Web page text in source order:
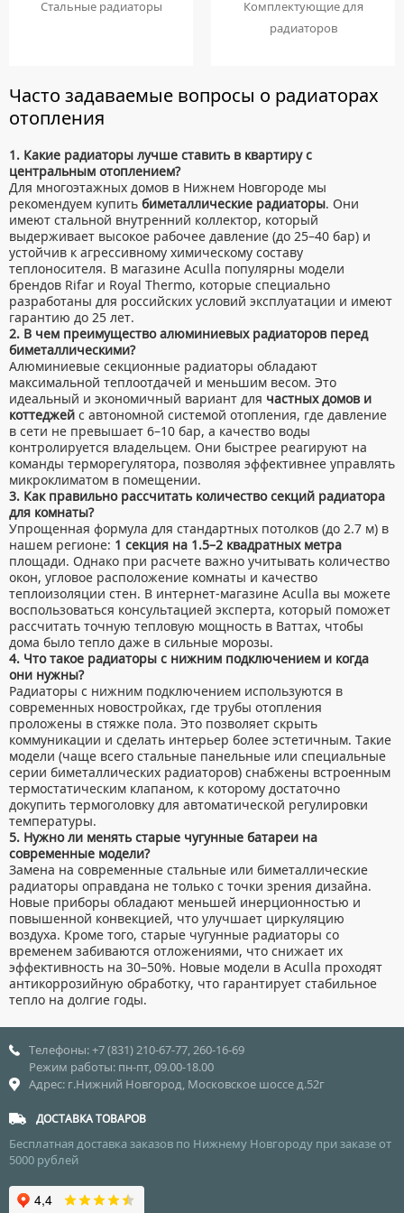
Стальные радиаторы
Комплектующие для
радиаторов
Часто задаваемые вопросы о радиаторах
отопления
1. Какие радиаторы лучше ставить в квартиру с
центральным отоплением?
Для многоэтажных домов в Нижнем Новгороде мы
рекомендуем купить биметаллические радиаторы. Они
имеют стальной внутренний коллектор, который
выдерживает высокое рабочее давление (до 25–40 бар) и
устойчив к агрессивному химическому составу
теплоносителя. В магазине Aculla популярны модели
брендов Rifar и Royal Thermo, которые специально
разработаны для российских условий эксплуатации и имеют
гарантию до 25 лет.
2. В чем преимущество алюминиевых радиаторов перед
биметаллическими?
Алюминиевые секционные радиаторы обладают
максимальной теплоотдачей и меньшим весом. Это
идеальный и экономичный вариант для частных домов и
коттеджей с автономной системой отопления, где давление
в сети не превышает 6–10 бар, а качество воды
контролируется владельцем. Они быстрее реагируют на
команды терморегулятора, позволяя эффективнее управлять
микроклиматом в помещении.
3. Как правильно рассчитать количество секций радиатора
для комнаты?
Упрощенная формула для стандартных потолков (до 2.7 м) в
нашем регионе: 1 секция на 1.5–2 квадратных метра
площади. Однако при расчете важно учитывать количество
окон, угловое расположение комнаты и качество
теплоизоляции стен. В интернет-магазине Aculla вы можете
воспользоваться консультацией эксперта, который поможет
рассчитать точную тепловую мощность в Ваттах, чтобы
дома было тепло даже в сильные морозы.
4. Что такое радиаторы с нижним подключением и когда
они нужны?
Радиаторы с нижним подключением используются в
современных новостройках, где трубы отопления
проложены в стяжке пола. Это позволяет скрыть
коммуникации и сделать интерьер более эстетичным. Такие
модели (чаще всего стальные панельные или специальные
серии биметаллических радиаторов) снабжены встроенным
термостатическим клапаном, к которому достаточно
докупить термоголовку для автоматической регулировки
температуры.
5. Нужно ли менять старые чугунные батареи на
современные модели?
Замена на современные стальные или биметаллические
радиаторы оправдана не только с точки зрения дизайна.
Новые приборы обладают меньшей инерционностью и
повышенной конвекцией, что улучшает циркуляцию
воздуха. Кроме того, старые чугунные радиаторы со
временем забиваются отложениями, что снижает их
эффективность на 30–50%. Новые модели в Aculla проходят
антикоррозийную обработку, что гарантирует стабильное
тепло на долгие годы.
ТУМБЫ С УМЫВАЛЬНИКОМ НАПОЛЬНЫЕ
СИФОНЫ ДЛЯ КУХОННЫХ МОЕК
КОМПЛЕКТУЮЩИЕ ДЛЯ РАДИАТОРОВ
ЛЮКИ ПОД ПЛИТКУ
ЛЮКИ ПОД ПОКРАСКУ
Сантехника для МГН
ИНСТАЛЛЯЦИИ ДЛЯ МГН
ПОРУЧНИ ДЛЯ МГН
СМЕСИТЕЛИ ДЛЯ МГН
УМЫВАЛЬНИКИ ДЛЯ МГН
УНИТАЗЫ ДЛЯ МГН
Смесители
СМЕСИТЕЛИ ДЛЯ БИДЕ
СМЕСИТЕЛИ ДЛЯ ВАННЫ
СМЕСИТЕЛИ ДЛЯ ДУША
СМЕСИТЕЛИ ДЛЯ КУХНИ
СМЕСИТЕЛИ ДЛЯ УМЫВАЛЬНИКА
СМЕСИТЕЛИ МОНО
СМЕСИТЕЛИ НА БОРТ ВАННЫ
ТЕРМОСТАТИЧЕСКИЕ СМЕСИТЕЛИ
ЦВЕТНЫЕ СМЕСИТЕЛИ
УГЛОВЫЕ ВЕНТИЛЯ ДЛЯ СМЕСИТЕЛЕЙ
Сифоны
ДЛЯ ДУШЕВЫХ ПОДДОНОВ
ДЛЯ УМЫВАЛЬНИКОВ
Сушилки для рук
АВТОМАТИЧЕСКИЕ СУШИЛКИ ДЛЯ РУК
НАЖИМНЫЕ СУШИЛКИ ДЛЯ РУК
ПОГРУЖНЫЕ СУШИЛКИ ДЛЯ РУК
Умывальники
ВРЕЗНЫЕ УМЫВАЛЬНИКИ
ДВОЙНЫЕ УМЫВАЛЬНИКИ
МЕБЕЛЬНЫЕ УМЫВАЛЬНИКИ
НАКЛАДНЫЕ УМЫВАЛЬНИКИ
ПОДВЕСНЫЕ УМЫВАЛЬНИКИ
УМЫВАЛЬНИКИ НАД СТИРАЛЬНЫМИ МАШИНАМИ
УМЫВАЛЬНИКИ С ПЬЕДЕСТАЛАМИ
ПЬЕДЕСТАЛЫ ДЛЯ УМЫВАЛЬНИКОВ
ПОЛУПЬЕДЕСТАЛЫ ДЛЯ УМЫВАЛЬНИКОВ
Унитазы
ПОДВЕСНЫЕ УНИТАЗЫ
ПРИСТАВНЫЕ УНИТАЗЫ
УНИТАЗЫ-КОМПАКТЫ
УНИТАЗЫ С БИДЕТКОЙ
КРЫШКИ-СИДЕНЬЯ
КОМПЛЕКТУЮЩИЕ ДЛЯ УНИТАЗОВ
Телефоны: +7 (831) 210-67-77, 260-16-69
Режим работы: пн-пт, 09.00-18.00
Адрес: г.Нижний Новгород, Московское шоссе д.52г
ДОСТАВКА ТОВАРОВ
Бесплатная доставка заказов по Нижнему Новгороду при заказе от
5000 рублей